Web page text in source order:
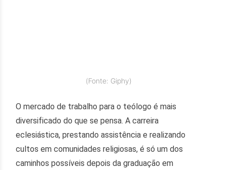
(Fonte: Giphy)
O mercado de trabalho para o teólogo é mais
diversificado do que se pensa. A carreira
eclesiástica, prestando assistência e realizando
cultos em comunidades religiosas, é só um dos
caminhos possíveis depois da graduação em